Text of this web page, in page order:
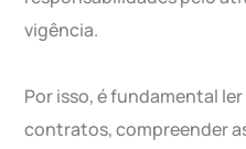
vigência.
Por isso, é fundamental
contratos, compreender